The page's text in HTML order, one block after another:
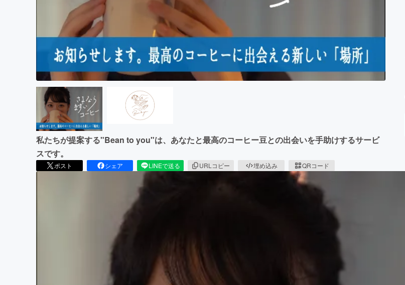
CAMPFIRE for Social Good
私たちが提案する"Bean to you"は、あなたと最高のコーヒー豆との出会いを手助けするサービ
スです。
ポスト シェア LINEで送る URLコピー 埋め込み QRコード